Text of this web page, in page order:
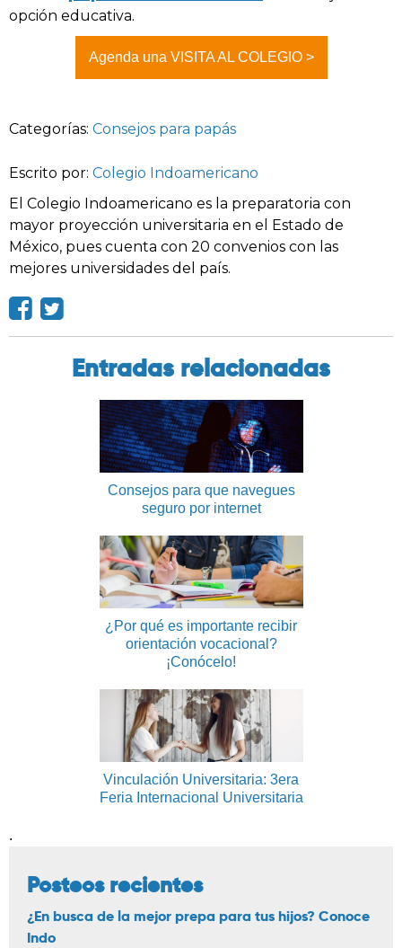
opción educativa.
Agenda una VISITA AL COLEGIO >
Categorías: Consejos para papás
Escrito por: Colegio Indoamericano
El Colegio Indoamericano es la preparatoria con
mayor proyección universitaria en el Estado de
México, pues cuenta con 20 convenios con las
mejores universidades del país.
Entradas relacionadas
Consejos para que navegues
seguro por internet
¿Por qué es importante recibir
orientación vocacional?
¡Conócelo!
Vinculación Universitaria: 3era
Feria Internacional Universitaria
.
Posteos recientes
¿En busca de la mejor prepa para tus hijos? Conoce
Indo